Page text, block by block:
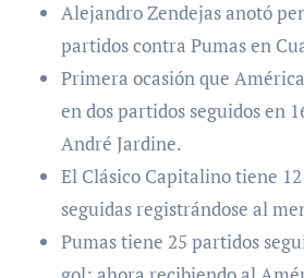
Alejandro Zendejas anotó
partidos contra Pumas en
Primera ocasión que
en dos partidos seguidos en
André Jardine.
El Clásico Capitalino tiene
seguidas registrándose al
Pumas tiene 25 partidos